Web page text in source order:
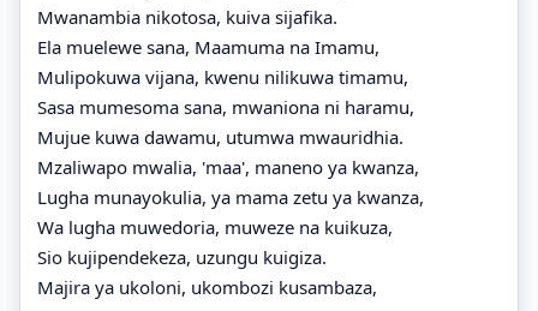
Mwanambia nikotosa, kuiva sijafika.
Ela muelewe sana, Maamuma na Imamu,
Mulipokuwa vijana, kwenu nilikuwa timamu,
Sasa mumesoma sana, mwaniona ni haramu,
Mujue kuwa dawamu, utumwa mwauridhia.
Mzaliwapo mwalia, 'maa', maneno ya kwanza,
Lugha munayokulia, ya mama zetu ya kwanza,
Wa lugha muwedoria, muweze na kuikuza,
Sio kujipendekeza, uzungu kuigiza.
Majira ya ukoloni, ukombozi kusambaza,